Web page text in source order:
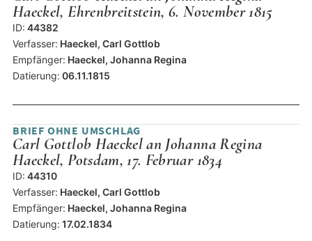
Haeckel, Ehrenbreitstein, 6. November 1815
ID: 44382
Verfasser: Haeckel, Carl Gottlob
Empfänger: Haeckel, Johanna Regina
Datierung: 06.11.1815
BRIEF OHNE UMSCHLAG
Carl Gottlob Haeckel an Johanna Regina
Haeckel, Potsdam, 17. Februar 1834
ID: 44310
Verfasser: Haeckel, Carl Gottlob
Empfänger: Haeckel, Johanna Regina
Datierung: 17.02.1834